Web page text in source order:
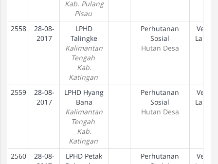
Kab. Pulang
Pisau
2558
28-08-
2017
LPHD
Talingke
Kalimantan
Tengah
Kab.
Katingan
Perhutanan
Sosial
Hutan Desa
2559
28-08-
2017
LPHD Hyang
Bana
Kalimantan
Tengah
Kab.
Katingan
Perhutanan
Sosial
Hutan Desa
2560
28-08-
LPHD Petak
Perhutanan